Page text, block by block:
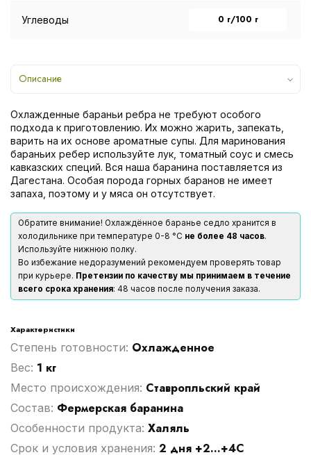
Углеводы 0 г/100 г
Описание
Охлажденные бараньи ребра не требуют особого
подхода к приготовлению. Их можно жарить, запекать,
варить на их основе ароматные супы. Для маринования
бараньих ребер используйте лук, томатный соус и смесь
кавказских специй. Вся наша баранина поставляется из
Дагестана. Особая порода горных баранов не имеет
запаха, поэтому и у мяса он отсутствует.
Обратите внимание! Охлаждённое баранье седло хранится в
холодильнике при температуре 0-8 °С не более 48 часов.
Используйте нижнюю полку.
Во избежание недоразумений рекомендуем проверять товар
при курьере. Претензии по качеству мы принимаем в течение
всего срока хранения: 48 часов после получения заказа.
Характеристики
Степень готовности: Охлажденное
Вес: 1 кг
Место происхождения: Ставропльский край
Cостав: Фермерская баранина
Особенности продукта: Халяль
Срок и условия хранения: 2 дня +2...+4С